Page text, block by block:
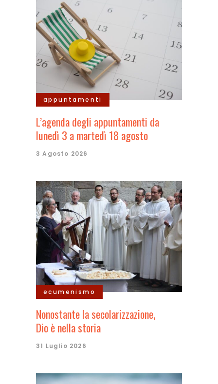
appuntamenti
L’agenda degli appuntamenti da
lunedì 3 a martedì 18 agosto
3 Agosto 2026
ecumenismo
Nonostante la secolarizzazione,
Dio è nella storia
31 Luglio 2026